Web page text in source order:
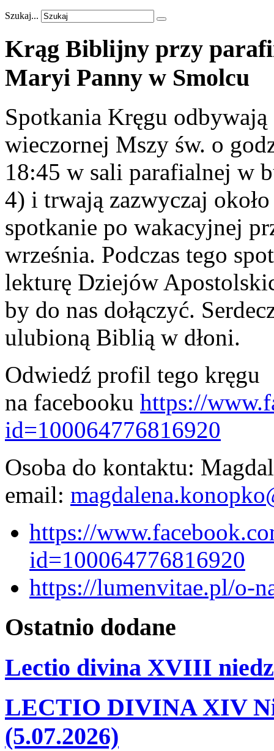
Szukaj...
Krąg Biblijny przy
Maryi Panny w Smolcu
Spotkania Kręgu
wieczornej Mszy św. o
18:45 w sali parafialnej w
4) i trwają zazwyczaj
spotkanie po wakacyjnej
września. Podczas tego
lekturę Dziejów
by do nas dołączyć.
ulubioną Biblią w dłoni.
Odwiedź profil tego kręgu
na facebooku https://
id=100064776816920
Osoba do kontaktu:
email:
https://
id=100064776816920
https://lumenvitae.pl/o-
Ostatnio dodane
Lectio divina XVIII
LECTIO DIVINA XIV
(5.07.2026)